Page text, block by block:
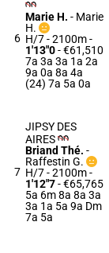
6
Marie H. - Marie
H.
H/7 - 2100m-
1'13"0- €61,510
7a 3a 3a 1a 2a
9a 0a 8a 4a
(24) 7a 5a 0a
7
JIPSY DES
AIRES
Briand Thé. -
Raffestin G.
H/7 - 2100m-
1'12"7- €65,765
5a 6m 8a 8a 3a
3a 1a 5a 9a Dm
7a 5a